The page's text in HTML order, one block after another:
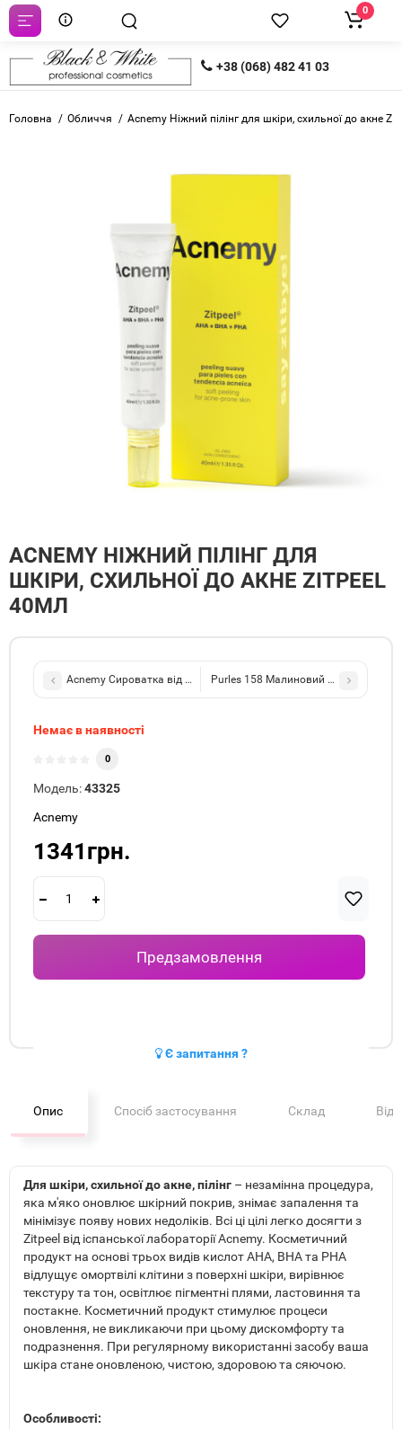
+38 (068) 482 41 03
0
Головна Обличчя Acnemy Ніжний пілінг для шкіри, схильної до акне
ACNEMY НІЖНИЙ ПІЛІНГ ДЛЯ
ШКІРИ, СХИЛЬНОЇ ДО АКНЕ ZITPEEL
40МЛ
Acnemy Сироватка від висипань POSTZIT 30мл
Purles 158 Малиновий ензимний
Немає в наявності
0
Модель:43325
Acnemy
1341грн.
Предзамовлення
Є запитання ?
Опис Спосіб застосування Склад
Для шкіри, схильної до акне, пілінг – незамінна процедура,
яка м'яко оновлює шкірний покрив, знімає запалення та
мінімізує появу нових недоліків. Всі ці цілі легко досягти з
Zitpeel від іспанської лабораторії Acnemy. Косметичний
продукт на основі трьох видів кислот AHA, BHA та PHA
відлущує омортвілі клітини з поверхні шкіри, вирівнює
текстуру та тон, освітлює пігментні плями, ластовиння та
постакне. Косметичний продукт стимулює процеси
оновлення, не викликаючи при цьому дискомфорту та
подразнення. При регулярному використанні засобу ваша
шкіра стане оновленою, чистою, здоровою та сяючою.
Особливості: